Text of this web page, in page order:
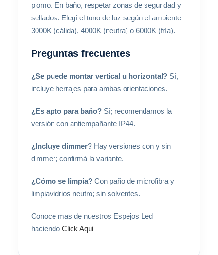
plomo. En baño, respetar zonas de seguridad y
sellados. Elegí el tono de luz según el ambiente:
3000K (cálida), 4000K (neutra) o 6000K (fría).
Preguntas frecuentes
¿Se puede montar vertical u horizontal?Sí,
incluye herrajes para ambas orientaciones.
¿Es apto para baño?Sí; recomendamos la
versión con antiempañante IP44.
¿Incluye dimmer?Hay versiones con y sin
dimmer; confirmá la variante.
¿Cómo se limpia?Con paño de microfibra y
limpiavidrios neutro; sin solventes.
Conoce mas de nuestros Espejos Led
haciendo Click Aqui